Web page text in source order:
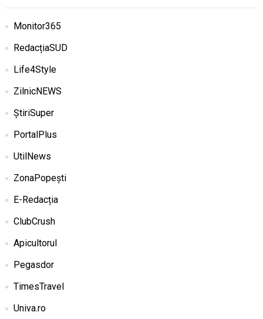
Monitor365
RedacțiaSUD
Life4Style
ZilnicNEWS
ȘtiriSuper
PortalPlus
UtilNews
ZonaPopești
E-Redacția
ClubCrush
Apicultorul
Pegasdor
TimesTravel
Univa.ro